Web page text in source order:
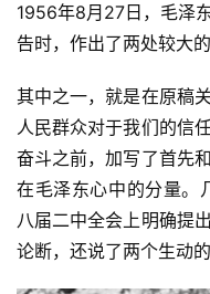
1956年8月27日，毛泽
告时，作出了两处较大的
其中之一，就是在原稿
人民群众对于我们的信
奋斗之前，加写了首先
在毛泽东心中的分量。
八届二中全会上明确提
论断，还说了两个生动